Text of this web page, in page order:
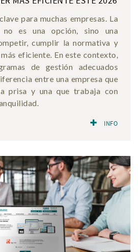
para muchas empresas. La
no es una opción, sino una
cumplir la normativa y
eficiente. En este contexto,
de gestión adecuados
entre una empresa que
prisa y una que trabaja con
INFO